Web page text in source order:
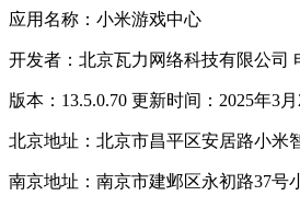
应用名称：小米游戏中心
开发者：北京瓦力网络科技有限公司
版本：13.5.0.70 更新时间：2025年3月
北京地址：北京市昌平区安居路小米
南京地址：南京市建邺区永初路37号